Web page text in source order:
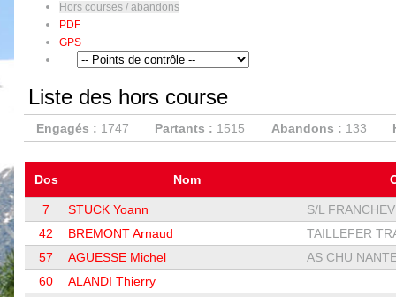
Hors courses / abandons
PDF
GPS
Liste des hors course
Engagés : 1747 Partants : 1515 Abandons : 133
Dos Nom
7 STUCK Yoann
S/L
42
BREMONT Arnaud
TAILLEFER
57
AGUESSE Michel
AS CHU
60
ALANDI Thierry